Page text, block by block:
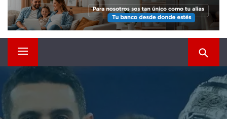
Menú
principal